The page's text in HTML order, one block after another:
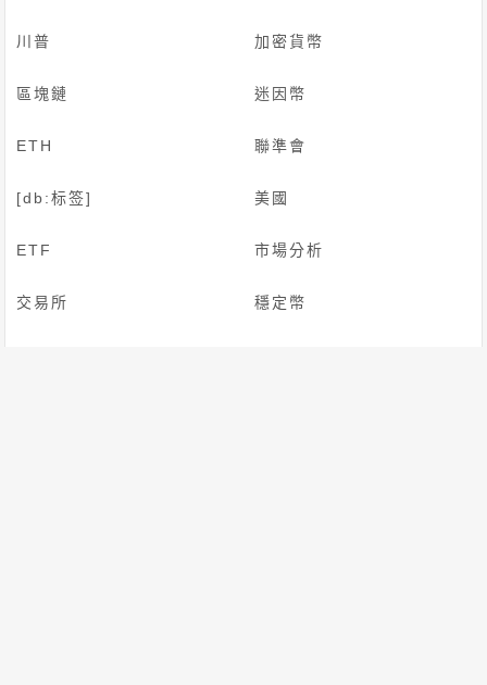
川普 加密貨幣
區塊鏈 迷因幣
ETH 聯準會
[db:标签] 美國
ETF 市場分析
交易所 穩定幣